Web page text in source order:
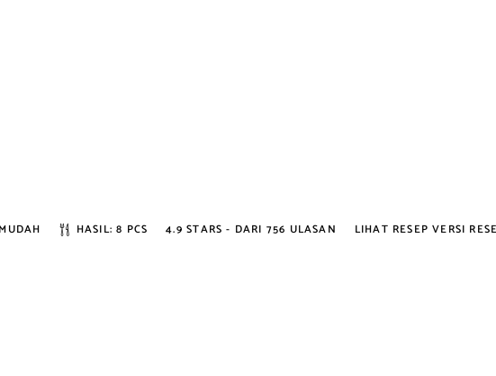
HASIL: 8 PCS 4.9 STARS - DARI 756 ULASAN LIHAT RESEP VERSI